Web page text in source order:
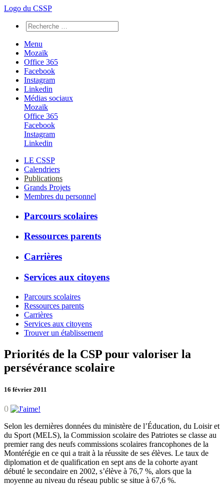
Logo du CSSP
Menu
Mozaïk
Office 365
Facebook
Instagram
Linkedin
Médias sociaux
Mozaïk
Office 365
Facebook
Instagram
Linkedin
LE CSSP
Calendriers
Publications
Grands Projets
Membres du personnel
Parcours scolaires
Ressources parents
Carrières
Services aux citoyens
Parcours scolaires
Ressources parents
Carrières
Services aux citoyens
Trouver un établissement
Priorités de la CSP pour valoriser la
persévérance scolaire
16 février 2011
0
Selon les dernières données du ministère de l’Éducation, du Loisir et
du Sport (MELS), la Commission scolaire des Patriotes se classe au
premier rang des neufs commissions scolaires francophones de la
Montérégie en ce qui a trait à la réussite de ses élèves. Le taux de
diplomation et de qualification en sept ans de la cohorte ayant
débuté le secondaire en 2002, s’élève à 76,7 %, alors que la
moyenne au niveau du réseau public se situe à 67,6 %.